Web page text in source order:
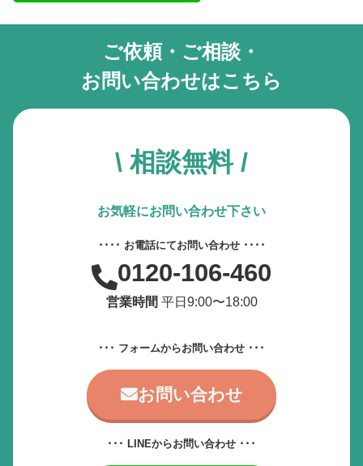
ご依頼・ご相談・
お問い合わせはこちら
\ 相談無料 /
お気軽にお問い合わせ下さい
････ お電話にてお問い合わせ ････
0120-106-460
営業時間 平日9:00〜18:00
･･･ フォームからお問い合わせ ･･･
お問い合わせ
･･･ LINEからお問い合わせ ･･･